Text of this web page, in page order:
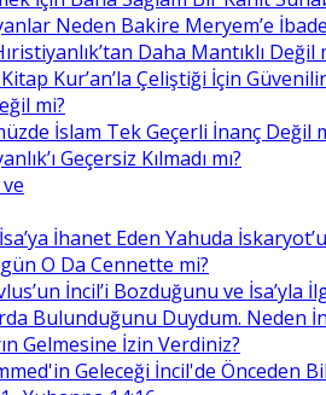
Neden Bakire Meryem’e
Daha Mantıklı Değil
Kur’an’la Çeliştiği İçin
mi?
İslam Tek Geçerli İnanç Değil
Geçersiz Kılmadı mı?
İhanet Eden Yahuda
O Da Cennette mi?
İncil’i Bozduğunu ve İsa’yla
Bulunduğunu Duydum. Neden
Gelmesine İzin Verdiniz?
Geleceği İncil'de Önceden